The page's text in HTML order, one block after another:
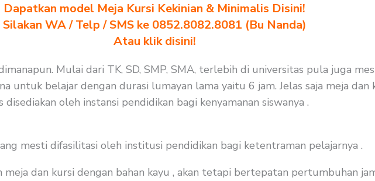
Dapatkan model Meja Kursi Kekinian & Minimalis Disini!
Silakan WA / Telp / SMS ke 0852.8082.8081 (Bu Nanda)
Atau klik disini!
Mulai dari TK, SD, SMP, SMA, terlebih di universitas pula juga
untuk belajar dengan durasi lumayan lama yaitu 6 jam. Jelas saja meja
oleh instansi pendidikan bagi kenyamanan siswanya .
mesti difasilitasi oleh institusi pendidikan bagi ketentraman pelajarnya .
dan kursi dengan bahan kayu , akan tetapi bertepatan pertumbuhan